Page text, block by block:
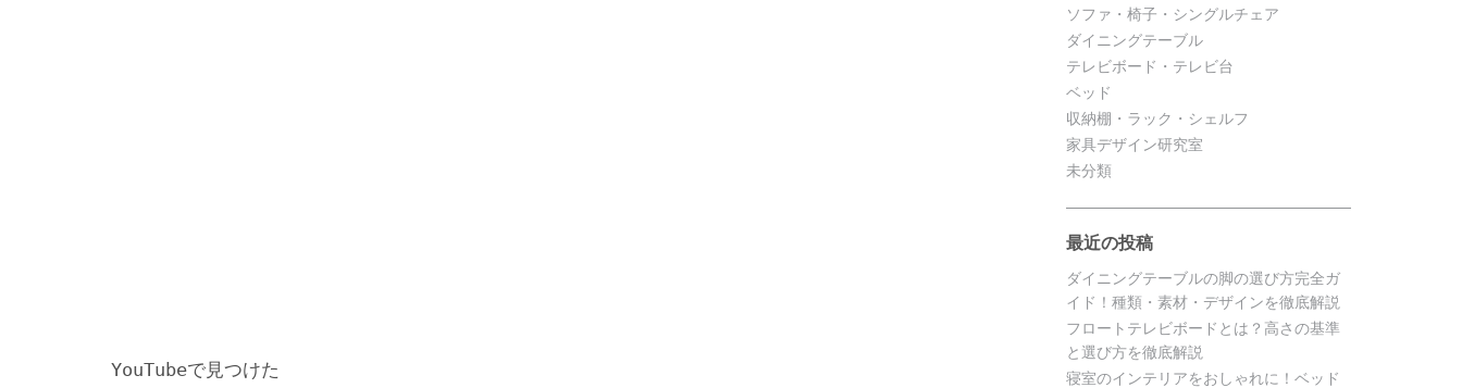
YouTubeで見つけた
ソファ・椅子・シングルチェア
ダイニングテーブル
テレビボード・テレビ台
ベッド
収納棚・ラック・シェルフ
家具デザイン研究室
未分類
最近の投稿
ダイニングテーブルの脚の選び方完全ガ
イド！種類・素材・デザインを徹底解説
フロートテレビボードとは？高さの基準
と選び方を徹底解説
寝室のインテリアをおしゃれに！ベッド